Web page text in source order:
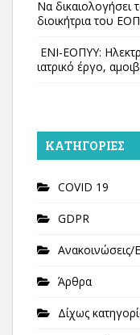
Να δικαιολογήσει
διοικήτρια του
ΕΝΙ-ΕΟΠΥΥ:
ιατρικό έργο,
KΑΤΗΓΟΡΊΕΣ
COVID 19
GDPR
Ανακοινώσεις/
Άρθρα
Δίχως